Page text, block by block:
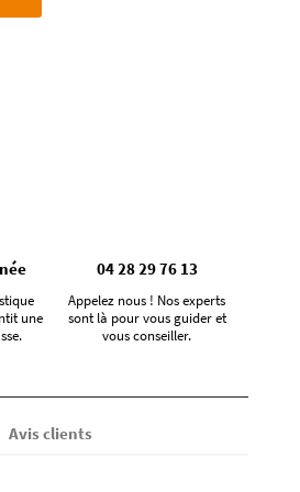
une
04 28 29 76 13
Appelez nous ! Nos experts
sont là pour vous guider et
vous conseiller.
Avis clients